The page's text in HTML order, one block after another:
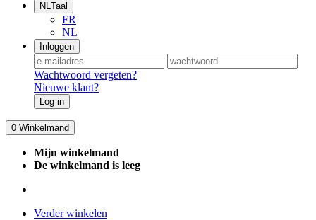
NLTaal
FR
NL
Inloggen
Wachtwoord vergeten?
Nieuwe klant?
Log in
0 Winkelmand
Mijn winkelmand
De winkelmand is leeg
Verder winkelen